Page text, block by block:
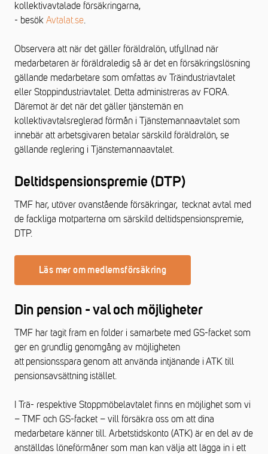
kollektivavtalade försäkringarna,
- besök Avtalat.se.
Observera att när det gäller föräldralön, utfyllnad när
medarbetaren är föräldraledig så är det en försäkringslösning
gällande medarbetare som omfattas av Träindustriavtalet
eller Stoppindustriavtalet. Detta administreras av FORA.
Däremot är det när det gäller tjänstemän en
kollektivavtalsreglerad förmån i Tjänstemannaavtalet som
innebär att arbetsgivaren betalar särskild föräldralön, se
gällande reglering i Tjänstemannaavtalet.
Deltidspensionspremie (DTP)
TMF har, utöver ovanstående försäkringar, tecknat avtal med
de fackliga motparterna om särskild deltidspensionspremie,
DTP.
Läs mer om medlemsförsäkring
Din pension - val och möjligheter
TMF har tagit fram en folder i samarbete med GS-facket som
ger en grundlig genomgång av möjligheten
att pensionsspara genom att använda intjänande iATK till
pensionsavsättning istället.
I Trä- respektive Stoppmöbelavtalet finns en möjlighet som vi
– TMF och GS-facket – vill försäkra oss om att dina
medarbetare känner till. Arbetstidskonto (ATK) är en del av de
anställdas löneförmåner som man kan välja att lägga in i ett